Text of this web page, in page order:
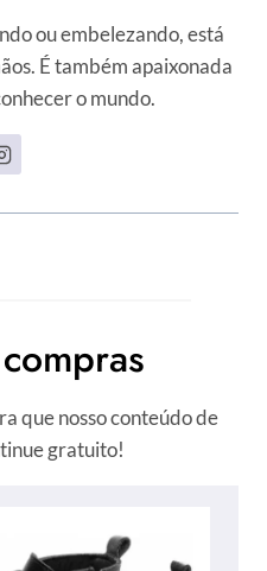
ou embelezando, está
É também apaixonada
o mundo.
que nosso conteúdo de
gratuito!